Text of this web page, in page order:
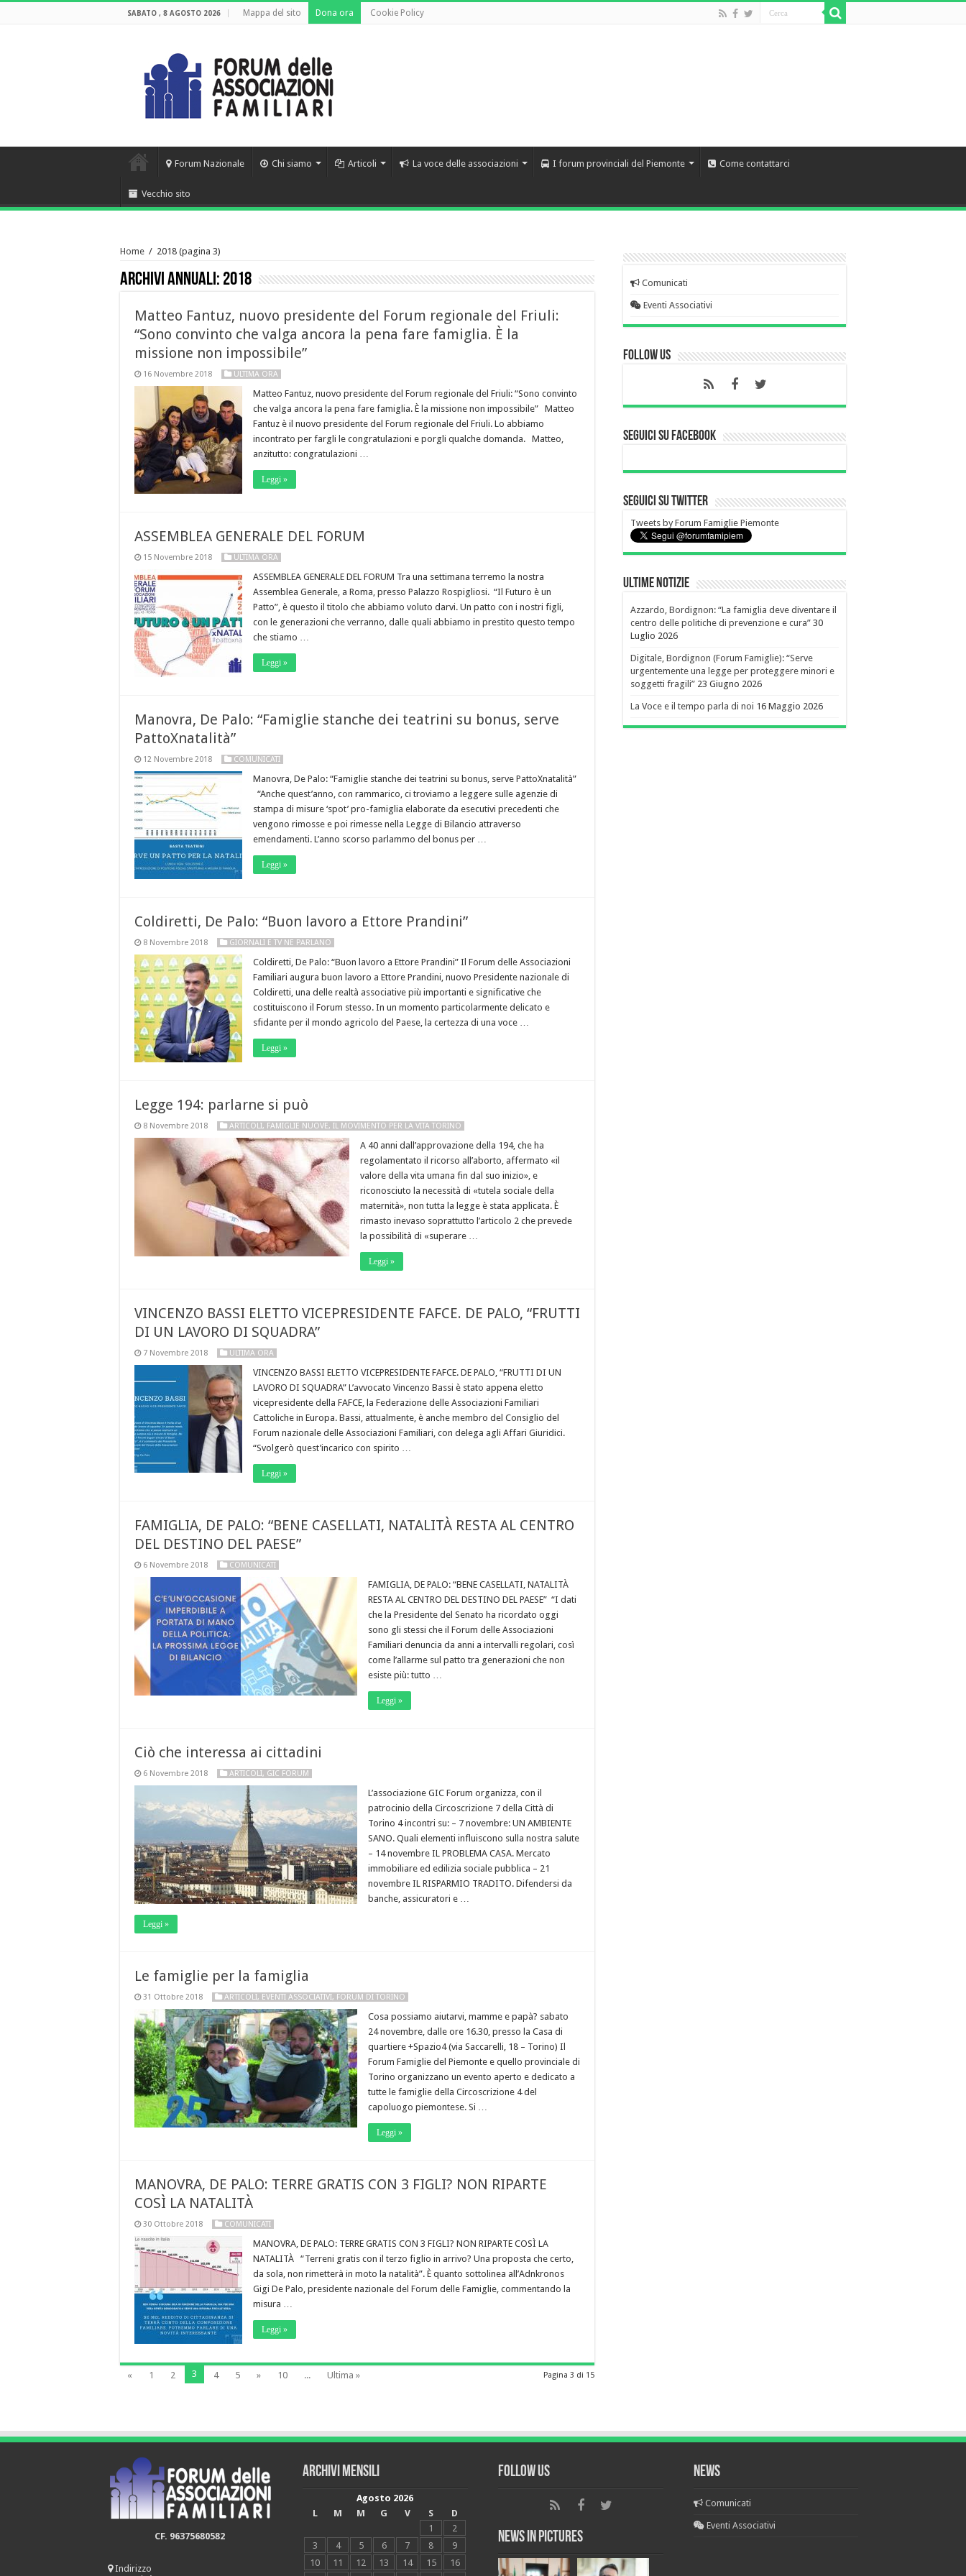
SABATO , 8 AGOSTO 2026 Mappa del sito Dona ora Cookie Policy
Forum Nazionale Chi siamo Articoli La voce delle associazioni I forum provinciali del Piemonte Come contattarci
Vecchio sito
Home / 2018 (pagina 3)
Archivi annuali: 2018
Matteo Fantuz, nuovo presidente del Forum regionale del Friuli:
“Sono convinto che valga ancora la pena fare famiglia. È la
missione non impossibile”
16 Novembre 2018 ULTIMA ORA
Matteo Fantuz, nuovo presidente del Forum regionale del Friuli: “Sono convinto
che valga ancora la pena fare famiglia. È la missione non impossibile” Matteo
Fantuz è il nuovo presidente del Forum regionale del Friuli. Lo abbiamo
incontrato per fargli le congratulazioni e porgli qualche domanda. Matteo,
anzitutto: congratulazioni …
Leggi »
ASSEMBLEA GENERALE DEL FORUM
15 Novembre 2018 ULTIMA ORA
ASSEMBLEA GENERALE DEL FORUM Tra una settimana terremo la nostra
Assemblea Generale, a Roma, presso Palazzo Rospigliosi. “Il Futuro è un
Patto”, è questo il titolo che abbiamo voluto darvi. Un patto con i nostri figli,
con le generazioni che verranno, dalle quali abbiamo in prestito questo tempo
che stiamo …
Leggi »
Manovra, De Palo: “Famiglie stanche dei teatrini su bonus, serve
PattoXnatalità”
12 Novembre 2018 COMUNICATI
Manovra, De Palo: “Famiglie stanche dei teatrini su bonus, serve PattoXnatalità”
“Anche quest’anno, con rammarico, ci troviamo a leggere sulle agenzie di
stampa di misure ‘spot’ pro-famiglia elaborate da esecutivi precedenti che
vengono rimosse e poi rimesse nella Legge di Bilancio attraverso
emendamenti. L’anno scorso parlammo del bonus per …
Leggi »
Coldiretti, De Palo: “Buon lavoro a Ettore Prandini”
8 Novembre 2018 GIORNALI E TV NE PARLANO
Coldiretti, De Palo: “Buon lavoro a Ettore Prandini” Il Forum delle Associazioni
Familiari augura buon lavoro a Ettore Prandini, nuovo Presidente nazionale di
Coldiretti, una delle realtà associative più importanti e significative che
costituiscono il Forum stesso. In un momento particolarmente delicato e
sfidante per il mondo agricolo del Paese, la certezza di una voce …
Leggi »
Legge 194: parlarne si può
8 Novembre 2018 ARTICOLI, FAMIGLIE NUOVE, IL MOVIMENTO PER LA VITA TORINO
A 40 anni dall’approvazione della 194, che ha
regolamentato il ricorso all’aborto, affermato «il
valore della vita umana fin dal suo inizio», e
riconosciuto la necessità di «tutela sociale della
maternità», non tutta la legge è stata applicata. È
rimasto inevaso soprattutto l’articolo 2 che prevede
la possibilità di «superare …
Leggi »
VINCENZO BASSI ELETTO VICEPRESIDENTE FAFCE. DE PALO, “FRUTTI
DI UN LAVORO DI SQUADRA”
7 Novembre 2018 ULTIMA ORA
VINCENZO BASSI ELETTO VICEPRESIDENTE FAFCE. DE PALO, “FRUTTI DI UN
LAVORO DI SQUADRA” L’avvocato Vincenzo Bassi è stato appena eletto
vicepresidente della FAFCE, la Federazione delle Associazioni Familiari
Cattoliche in Europa. Bassi, attualmente, è anche membro del Consiglio del
Forum nazionale delle Associazioni Familiari, con delega agli Affari Giuridici.
“Svolgerò quest’incarico con spirito …
Leggi »
FAMIGLIA, DE PALO: “BENE CASELLATI, NATALITÀ RESTA AL CENTRO
DEL DESTINO DEL PAESE”
6 Novembre 2018 COMUNICATI
FAMIGLIA, DE PALO: “BENE CASELLATI, NATALITÀ
RESTA AL CENTRO DEL DESTINO DEL PAESE” “I dati
che la Presidente del Senato ha ricordato oggi
sono gli stessi che il Forum delle Associazioni
Familiari denuncia da anni a intervalli regolari, così
come l’allarme sul patto tra generazioni che non
esiste più: tutto …
Leggi »
Ciò che interessa ai cittadini
6 Novembre 2018 ARTICOLI, GIC FORUM
L’associazione GIC Forum organizza, con il
patrocinio della Circoscrizione 7 della Città di
Torino 4 incontri su: – 7 novembre: UN AMBIENTE
SANO. Quali elementi influiscono sulla nostra salute
– 14 novembre IL PROBLEMA CASA. Mercato
immobiliare ed edilizia sociale pubblica – 21
novembre IL RISPARMIO TRADITO. Difendersi da
banche, assicuratori e …
Leggi »
Le famiglie per la famiglia
31 Ottobre 2018 ARTICOLI, EVENTI ASSOCIATIVI, FORUM DI TORINO
Cosa possiamo aiutarvi, mamme e papà? sabato
24 novembre, dalle ore 16.30, presso la Casa di
quartiere +Spazio4 (via Saccarelli, 18 – Torino) Il
Forum Famiglie del Piemonte e quello provinciale di
Torino organizzano un evento aperto e dedicato a
tutte le famiglie della Circoscrizione 4 del
capoluogo piemontese. Si …
Leggi »
MANOVRA, DE PALO: TERRE GRATIS CON 3 FIGLI? NON RIPARTE
COSÌ LA NATALITÀ
30 Ottobre 2018 COMUNICATI
MANOVRA, DE PALO: TERRE GRATIS CON 3 FIGLI? NON RIPARTE COSÌ LA
NATALITÀ “Terreni gratis con il terzo figlio in arrivo? Una proposta che certo,
da sola, non rimetterà in moto la natalità”. È quanto sottolinea all’Adnkronos
Gigi De Palo, presidente nazionale del Forum delle Famiglie, commentando la
misura …
Leggi »
Pagina 3 di 15
« 1 2 3 4 5 » 10 ... Ultima »
Comunicati
Eventi Associativi
Follow Us
Seguici su Facebook
Seguici su Twitter
Tweets by Forum Famiglie Piemonte
Ultime notizie
Azzardo, Bordignon: “La famiglia deve diventare il
centro delle politiche di prevenzione e cura” 30
Luglio 2026
Digitale, Bordignon (Forum Famiglie): “Serve
urgentemente una legge per proteggere minori e
soggetti fragili” 23 Giugno 2026
La Voce e il tempo parla di noi 16 Maggio 2026
CF. 96375680582
Indirizzo
Archivi mensili
Agosto 2026
L
M M G V S
D
1
2
3
4 5 6 7 8
9
10
11 12 13 14 15
16
Follow Us
News in Pictures
NEWS
Comunicati
Eventi Associativi